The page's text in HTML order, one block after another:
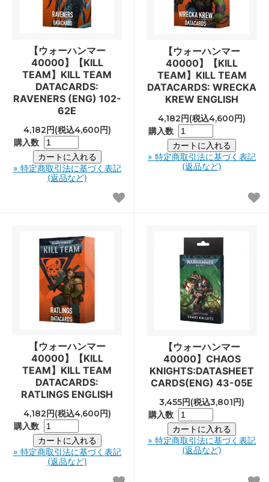
【ウォーハンマー
40000】【KILL
TEAM】KILL TEAM
DATACARDS:
RAVENERS (ENG) 102-
62E
4,182円(税込4,600円)
購入数
» 特定商取引法に基づく表記
(返品など)
【ウォーハンマー
40000】【KILL
TEAM】KILL TEAM
DATACARDS: WRECKA
KREW ENGLISH
4,182円(税込4,600円)
購入数
» 特定商取引法に基づく表記
(返品など)
【ウォーハンマー
40000】【KILL
TEAM】KILL TEAM
DATACARDS:
RATLINGS ENGLISH
4,182円(税込4,600円)
購入数
» 特定商取引法に基づく表記
(返品など)
【ウォーハンマー
40000】CHAOS
KNIGHTS:DATASHEET
CARDS(ENG) 43-05E
3,455円(税込3,801円)
購入数
» 特定商取引法に基づく表記
(返品など)